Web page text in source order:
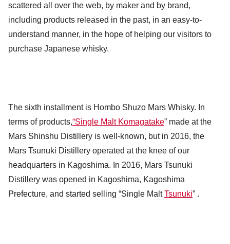
scattered all over the web, by maker and by brand,
including products released in the past, in an easy-to-
understand manner, in the hope of helping our visitors to
purchase Japanese whisky.
The sixth installment is Hombo Shuzo Mars Whisky. In
terms of products,“Single Malt Komagatake” made at the
Mars Shinshu Distillery is well-known, but in 2016, the
Mars Tsunuki Distillery operated at the knee of our
headquarters in Kagoshima. In 2016, Mars Tsunuki
Distillery was opened in Kagoshima, Kagoshima
Prefecture, and started selling “Single MaltTsunuki” .